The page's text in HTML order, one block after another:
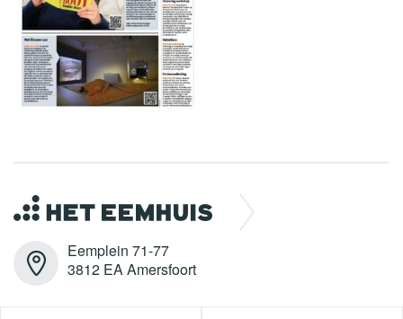
Eemplein 71-77
3812 EA Amersfoort